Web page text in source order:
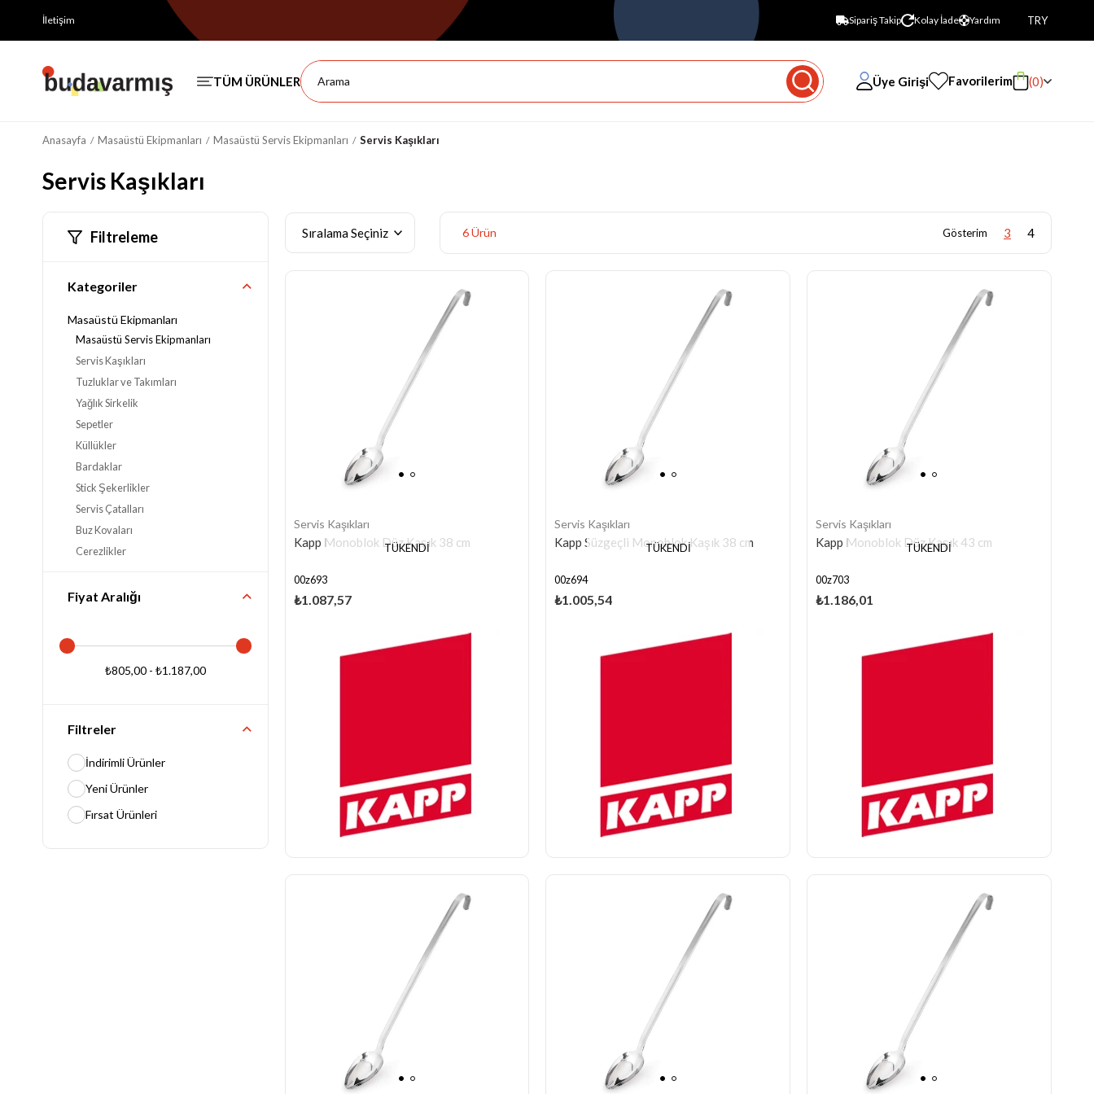
İletişim Sipariş Takip Kolay İade Yardım TRY
Üye Girişi Favorilerim 0
Anasayfa Masaüstü Ekipmanları Masaüstü Servis Ekipmanları Servis Kaşıkları
Servis Kaşıkları
Filtreleme
Kategoriler
Masaüstü Ekipmanları
Masaüstü Servis Ekipmanları
Servis Kaşıkları
Tuzluklar ve Takımları
Yağlık Sirkelik
Sepetler
Küllükler
Bardaklar
Stick Şekerlikler
Servis Çatalları
Buz Kovaları
Çerezlikler
Maşalar
Fiyat Aralığı
₺805,00 - ₺1.187,00
Filtreler
İndirimli Ürünler
Yeni Ürünler
Fırsat Ürünleri
6 Ürün
TÜKENDI
Servis Kaşıkları
Kapp Monoblok Düz Kaşık 38 cm
00z693
₺1.087,57
TÜKENDI
Servis Kaşıkları
Kapp Süzgeçli Monoblok Kaşık 38 cm
00z694
₺1.005,54
TÜKENDI
Servis Kaşıkları
Kapp Monoblok Düz Kaşık 43 cm
00z703
₺1.186,01